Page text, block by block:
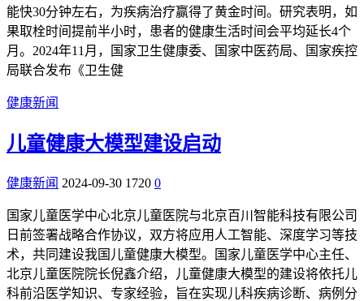
能快30分钟左右，为疾病治疗赢得了黄金时间。研究表明，如
果取栓时间提前半小时，患者的健康生活时间会平均延长4个
月。2024年11月，国家卫生健康委、国家中医药局、国家疾控
局联合发布《卫生健
健康新闻
儿童健康大模型建设启动
健康新闻 2024-09-30 1720 0
国家儿童医学中心北京儿童医院与北京百川智能科技有限公司
日前签署战略合作协议，双方将应用人工智能、深度学习等技
术，共同建设我国儿童健康大模型。国家儿童医学中心主任、
北京儿童医院院长倪鑫介绍，儿童健康大模型的建设将依托儿
科前沿医学知识、专家经验，旨在实现儿科疾病诊断、病例分